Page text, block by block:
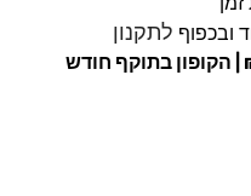
ובכפוף לתקנון
מעל 50 ₪ | הקופון בתוקף חודש